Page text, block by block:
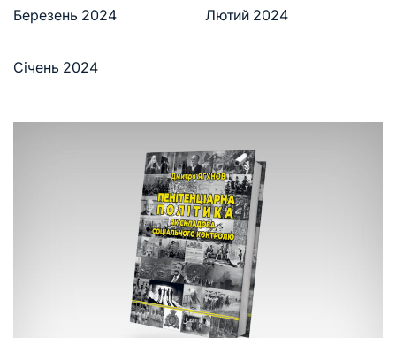
Березень 2024 Лютий 2024
Січень 2024